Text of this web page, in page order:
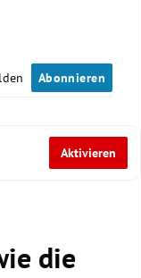
Abonnieren
Aktivieren
die